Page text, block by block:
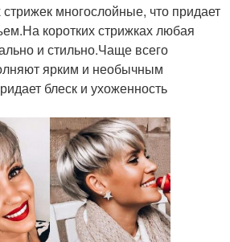
многослойные, что придает
коротких стрижках любая
и стильно.Чаще всего
ярким и необычным
блеск и ухоженность